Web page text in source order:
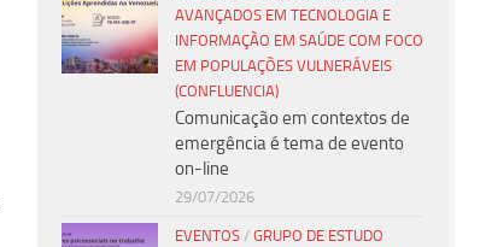
AVANÇADOS EM TECNOLOGIA E
INFORMAÇÃO EM SAÚDE COM FOCO
EM POPULAÇÕES VULNERÁVEIS
(CONFLUENCIA)
Comunicação em contextos de
emergência é tema de evento
on-line
29/07/2026
EVENTOS / GRUPO DE ESTUDO